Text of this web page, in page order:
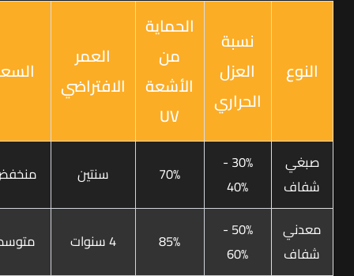
النوع
نسبة
العزل
الحراري
الحماية
من
الأشعة
UV
العمر
الافتراضي
صبغي
شفاف
30% -
40%
70% سنتين
معدني
شفاف
50% -
60%
85% 4 سنوات